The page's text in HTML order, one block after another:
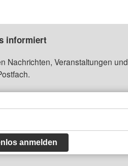
informiert
Nachrichten, Veranstaltungen und
anmelden